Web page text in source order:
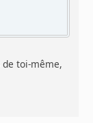
toi-même,